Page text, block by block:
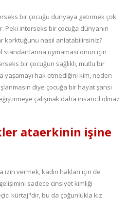
bir çocuğu dünyaya getirmek çok
Peki interseks bir çocuğa dünyanın
korktuğunu nasıl anlatabilirsiniz?
uymaması onun için
bir çocuğun sağlıklı, mutlu bir
yaşamayı hak etmediğini kim, neden
diye çocuğa bir hayat şansı
çalışmak daha insancıl olmaz
ataerkinin işine
vermek, kadın hakları için de
sadece cinsiyet kimliği
kürtaj"dır, bu da çoğunlukla kız